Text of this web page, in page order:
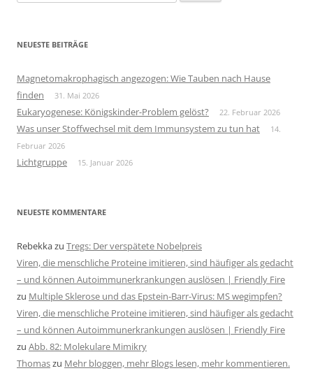
nach:
NEUESTE BEITRÄGE
Magnetomakrophagisch angezogen: Wie Tauben nach Hause
finden
31. Mai 2026
Eukaryogenese: Königskinder-Problem gelöst? 22. Februar 2026
Was unser Stoffwechsel mit dem Immunsystem zu tun hat
14.
Februar 2026
Lichtgruppe 15. Januar 2026
NEUESTE KOMMENTARE
Rebekkazu Tregs: Der verspätete Nobelpreis
Viren, die menschliche Proteine imitieren, sind häufiger als gedacht
– und können Autoimmunerkrankungen auslösen | Friendly Fire
zu Multiple Sklerose und das Epstein-Barr-Virus: MS wegimpfen?
Viren, die menschliche Proteine imitieren, sind häufiger als gedacht
– und können Autoimmunerkrankungen auslösen | Friendly Fire
zu Abb. 82: Molekulare Mimikry
Thomaszu Mehr bloggen, mehr Blogs lesen, mehr kommentieren.